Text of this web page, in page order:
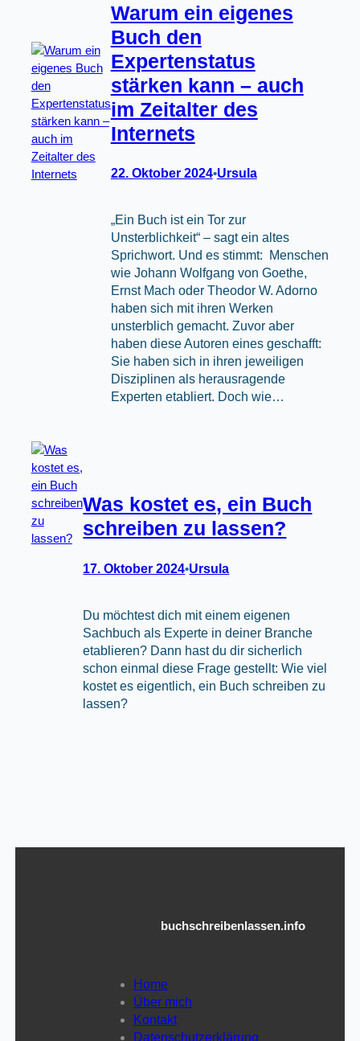
Warum ein eigenes
Buch den
Expertenstatus
stärken kann – auch
im Zeitalter des
Internets
22. Oktober 2024•Ursula
„Ein Buch ist ein Tor zur
Unsterblichkeit“ – sagt ein altes
Sprichwort. Und es stimmt: Menschen
wie Johann Wolfgang von Goethe,
Ernst Mach oder Theodor W. Adorno
haben sich mit ihren Werken
unsterblich gemacht. Zuvor aber
haben diese Autoren eines geschafft:
Sie haben sich in ihren jeweiligen
Disziplinen als herausragende
Experten etabliert. Doch wie…
Was kostet es, ein Buch
schreiben zu lassen?
17. Oktober 2024•Ursula
Du möchtest dich mit einem eigenen
Sachbuch als Experte in deiner Branche
etablieren? Dann hast du dir sicherlich
schon einmal diese Frage gestellt: Wie viel
kostet es eigentlich, ein Buch schreiben zu
lassen?
buchschreibenlassen.info
Home
Über mich
Kontakt
Datenschutzerklärung